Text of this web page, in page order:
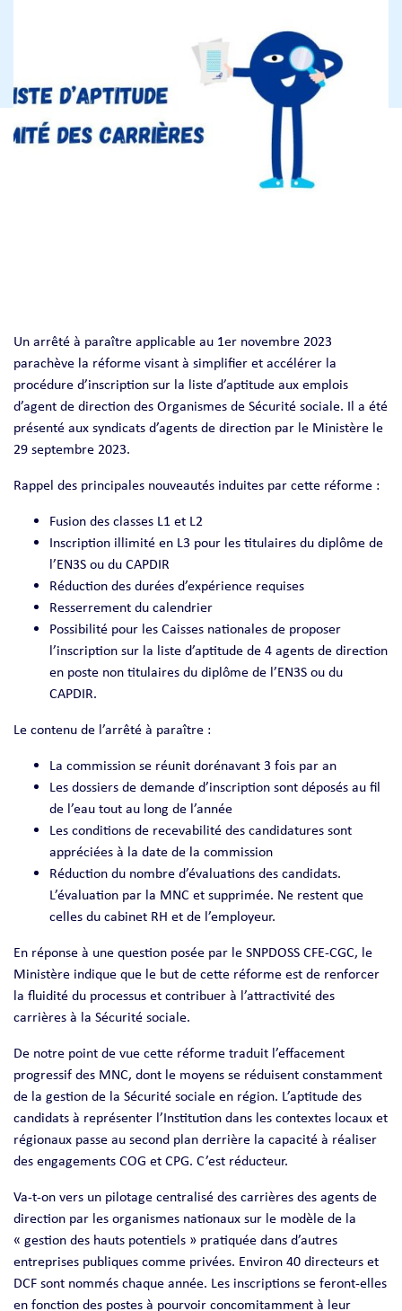
Un arrêté à paraître applicable au 1er novembre 2023
parachève la réforme visant à simplifier et accélérer la
procédure d’inscription sur la liste d’aptitude aux emplois
d’agent de direction des Organismes de Sécurité sociale. Il a été
présenté aux syndicats d’agents de direction par le Ministère le
29 septembre 2023.
Rappel des principales nouveautés induites par cette réforme :
Fusion des classes L1 et L2
Inscription illimité en L3 pour les titulaires du diplôme de
l’EN3S ou du CAPDIR
Réduction des durées d’expérience requises
Resserrement du calendrier
Possibilité pour les Caisses nationales de proposer
l’inscription sur la liste d’aptitude de 4 agents de direction
en poste non titulaires du diplôme de l’EN3S ou du
CAPDIR.
Le contenu de l’arrêté à paraître :
La commission se réunit dorénavant 3 fois par an
Les dossiers de demande d’inscription sont déposés au fil
de l’eau tout au long de l’année
Les conditions de recevabilité des candidatures sont
appréciées à la date de la commission
Réduction du nombre d’évaluations des candidats.
L’évaluation par la MNC et supprimée. Ne restent que
celles du cabinet RH et de l’employeur.
En réponse à une question posée par le SNPDOSS CFE-CGC, le
Ministère indique que le but de cette réforme est de renforcer
la fluidité du processus et contribuer à l’attractivité des
carrières à la Sécurité sociale.
De notre point de vue cette réforme traduit l’effacement
progressif des MNC, dont le moyens se réduisent constamment
de la gestion de la Sécurité sociale en région. L’aptitude des
candidats à représenter l’Institution dans les contextes locaux et
régionaux passe au second plan derrière la capacité à réaliser
des engagements COG et CPG. C’est réducteur.
Va-t-on vers un pilotage centralisé des carrières des agents de
direction par les organismes nationaux sur le modèle de la
« gestion des hauts potentiels » pratiquée dans d’autres
entreprises publiques comme privées. Environ 40 directeurs et
DCF sont nommés chaque année. Les inscriptions se feront-elles
en fonction des postes à pourvoir concomitamment à leur